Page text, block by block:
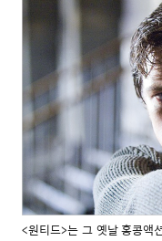
<원티드>는 그 옛날 홍콩액